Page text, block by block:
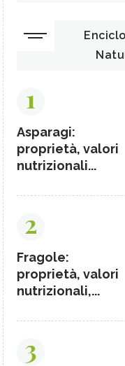
1
Asparagi:
proprietà, valori
nutrizionali...
2
Fragole:
proprietà, valori
nutrizionali,...
3